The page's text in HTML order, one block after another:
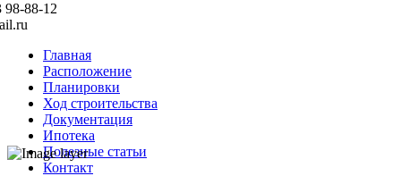
98-88-12
Главная
Расположение
Планировки
Ход строительства
Документация
Ипотека
Полезные статьи
Контакт